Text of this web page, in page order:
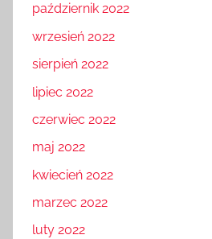
październik 2022
wrzesień 2022
sierpień 2022
lipiec 2022
czerwiec 2022
maj 2022
kwiecień 2022
marzec 2022
luty 2022